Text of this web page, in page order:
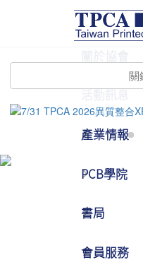
活動訊息
產業情報
PCB學院
書局
會員服務